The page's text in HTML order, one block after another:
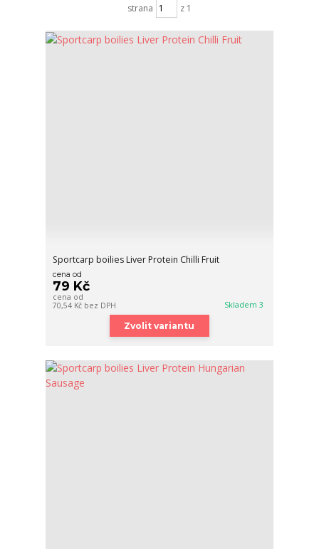
strana
z 1
Sportcarp boilies Liver Protein Chilli Fruit
cena od
79 Kč
cena od
70,54 Kč bez DPH Skladem 3
Zvolit variantu